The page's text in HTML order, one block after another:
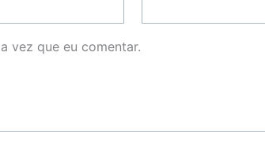
vez que eu comentar.